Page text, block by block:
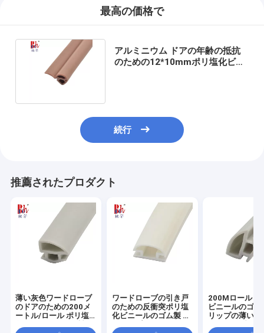
最高の価格で
アルミニウム ドアの年齢の抵抗
のための12*10mmポリ塩化ビニ
続行
推薦されたプロダクト
薄い灰色ワードローブ
のドアのための200メ
ートル/ロール ポリ塩
ワードローブの引き戸
のための反衝突ポリ塩
化ビニールのゴム製 ス
200Mロール ポ
ビニールのゴム
リップの薄い